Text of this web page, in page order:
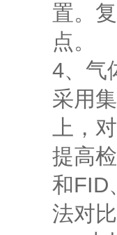
置。
点。
4、气
采用
上，
提高
和FID
法对